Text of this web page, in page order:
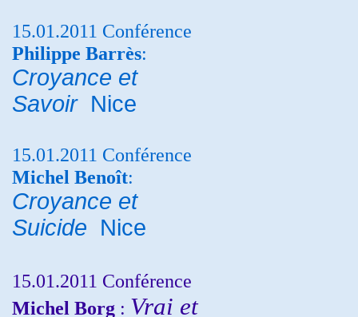
15.01.2011 Conférence
Philippe Barrès:
Croyance et
Savoir Nice
15.01.2011 Conférence
Michel Benoît:
Croyance et
Suicide Nice
15.01.2011 Conférence
Michel Borg : Vrai et